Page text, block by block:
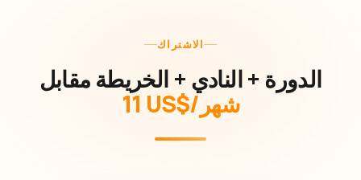
الاشتراك
الدورة + النادي + الخريطة مقابل
‏11 US$/شهر